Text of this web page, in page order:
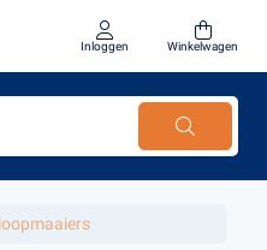
Inloggen Winkelwagen